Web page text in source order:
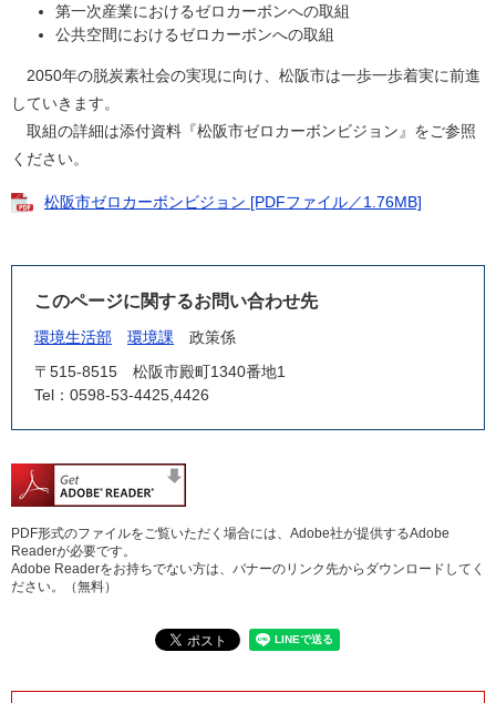
第一次産業におけるゼロカーボンへの取組
公共空間におけるゼロカーボンへの取組
2050年の脱炭素社会の実現に向け、松阪市は一歩一歩着実に前進
していきます。
取組の詳細は添付資料『松阪市ゼロカーボンビジョン』をご参照
ください。
松阪市ゼロカーボンビジョン [PDFファイル／1.76MB]
このページに関するお問い合わせ先
環境生活部 環境課
政策係
〒515-8515
松阪市殿町1340番地1
Tel：0598-53-4425,4426
PDF形式のファイルをご覧いただく場合には、Adobe社が提供するAdobe
Readerが必要です。
Adobe Readerをお持ちでない方は、バナーのリンク先からダウンロードしてく
ださい。（無料）